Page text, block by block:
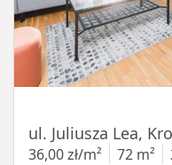
ul. Juliusza Lea,
36,00 zł/m² 72 m²